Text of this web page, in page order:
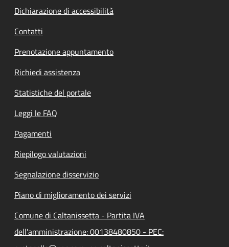
Dichiarazione di accessibilità
Contatti
Prenotazione appuntamento
Richiedi assistenza
Statistiche del portale
Leggi le FAQ
Pagamenti
Riepilogo valutazioni
Segnalazione disservizio
Piano di miglioramento dei servizi
Comune di Caltanissetta - Partita IVA
dell'amministrazione: 00138480850 - PEC: